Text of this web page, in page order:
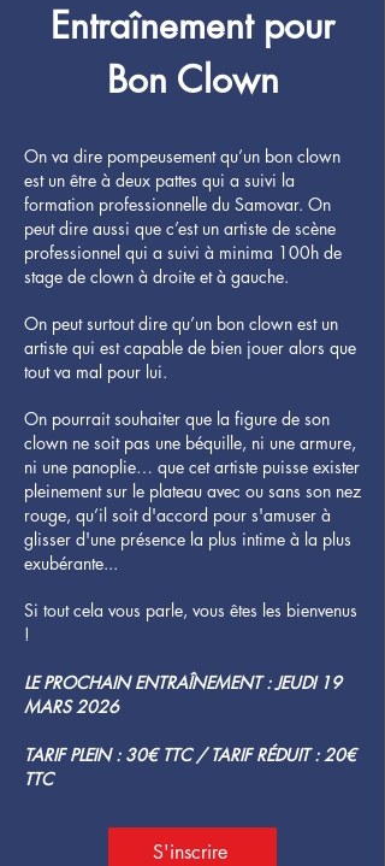
Entraînement pour
Bon Clown
On va dire pompeusement qu’un bon clown
est un être à deux pattes qui a suivi la
formation professionnelle du Samovar. On
peut dire aussi que c’est un artiste de scène
professionnel qui a suivi à minima 100h de
stage de clown à droite et à gauche.
On peut surtout dire qu’un bon clown est un
artiste qui est capable de bien jouer alors que
tout va mal pour lui.
On pourrait souhaiter que la figure de son
clown ne soit pas une béquille, ni une armure,
ni une panoplie… que cet artiste puisse exister
pleinement sur le plateau avec ou sans son nez
rouge, qu’il soit d'accord pour s'amuser à
glisser d'une présence la plus intime à la plus
exubérante...
Si tout cela vous parle, vous êtes les bienvenus
!
LE PROCHAIN ENTRAÎNEMENT : JEUDI 19
MARS 2026
TARIF PLEIN : 30€ TTC / TARIF RÉDUIT : 20€
TTC
S'inscrire